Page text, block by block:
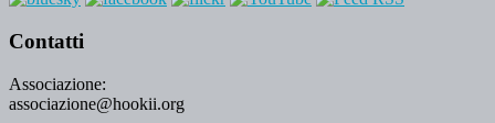
Contatti
Associazione:
associazione@hookii.org